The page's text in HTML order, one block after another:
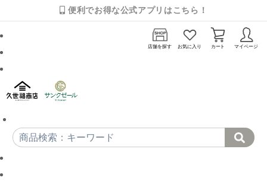
便利でお得な公式アプリはこちら！
店舗を探す お気に入り カート マイページ